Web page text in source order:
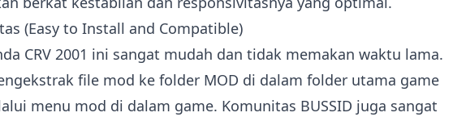
(Easy to Install and Compatible)
CRV 2001 ini sangat mudah dan tidak memakan waktu lama.
file mod ke folder MOD di dalam folder utama game
menu mod di dalam game. Komunitas BUSSID juga sangat